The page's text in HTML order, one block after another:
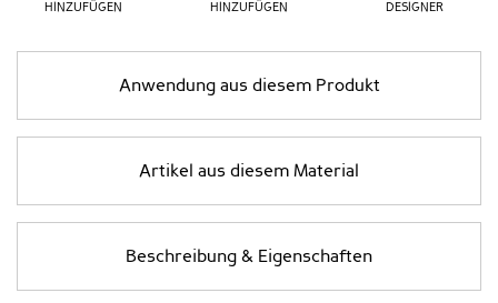
HINZUFÜGEN
HINZUFÜGEN
DESIGNER
Anwendung aus diesem Produkt
Artikel aus diesem Material
Beschreibung & Eigenschaften